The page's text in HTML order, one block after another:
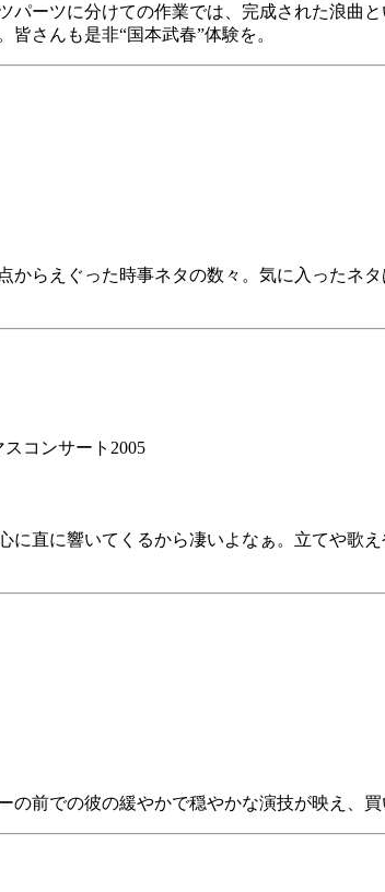
パーツに分けての作業では、完成された浪曲
さんも是非“国本武春”体験を。
からえぐった時事ネタの数々。気に入った
コンサート2005
に直に響いてくるから凄いよなぁ。立てや歌
前での彼の緩やかで穏やかな演技が映え、